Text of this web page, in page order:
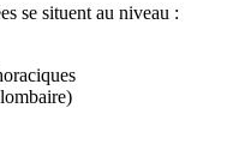
se situent au niveau :